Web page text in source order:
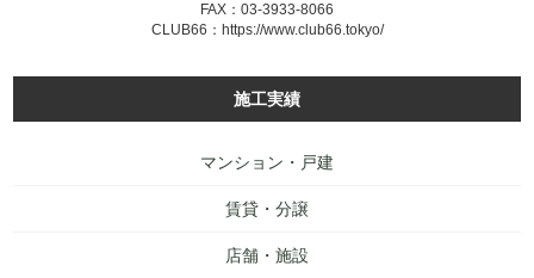
FAX：03-3933-8066
CLUB66： https://www.club66.tokyo/
施工実績
マンション・戸建
賃貸・分譲
店舗・施設